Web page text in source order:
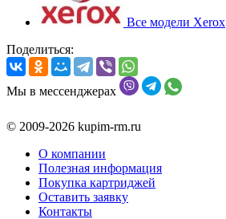
Все модели Xerox
Поделиться:
Мы в мессенджерах
© 2009-2026 kupim-rm.ru
О компании
Полезная информация
Покупка картриджей
Оставить заявку
Контакты